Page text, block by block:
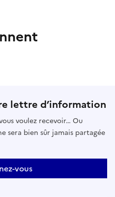
lettre d’information
voulez recevoir… Ou
sera bien sûr jamais partagée
vous